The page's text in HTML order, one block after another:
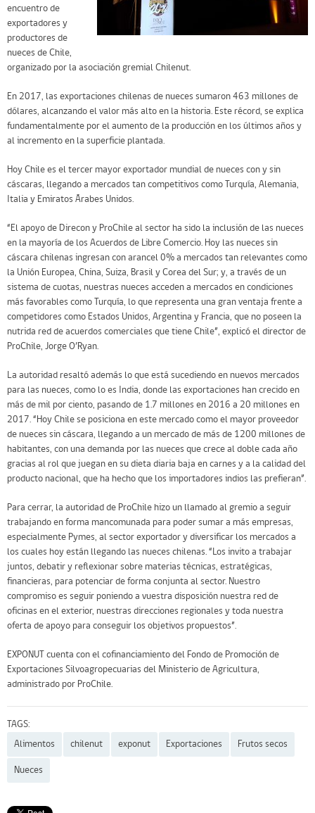
encuentro de
exportadores y
productores de
nueces de Chile,
organizado por la asociación gremial Chilenut.
En 2017, las exportaciones chilenas de nueces sumaron 463 millones de
dólares, alcanzando el valor más alto en la historia. Este récord, se explica
fundamentalmente por el aumento de la producción en los últimos años y
al incremento en la superficie plantada.
Hoy Chile es el tercer mayor exportador mundial de nueces con y sin
cáscaras, llegando a mercados tan competitivos como Turquía, Alemania,
Italia y Emiratos Árabes Unidos.
“El apoyo de Direcon y ProChile al sector ha sido la inclusión de las nueces
en la mayoría de los Acuerdos de Libre Comercio. Hoy las nueces sin
cáscara chilenas ingresan con arancel 0% a mercados tan relevantes como
la Unión Europea, China, Suiza, Brasil y Corea del Sur; y, a través de un
sistema de cuotas, nuestras nueces acceden a mercados en condiciones
más favorables como Turquía, lo que representa una gran ventaja frente a
competidores como Estados Unidos, Argentina y Francia, que no poseen la
nutrida red de acuerdos comerciales que tiene Chile”, explicó el director de
ProChile, Jorge O’Ryan.
La autoridad resaltó además lo que está sucediendo en nuevos mercados
para las nueces, como lo es India, donde las exportaciones han crecido en
más de mil por ciento, pasando de 1.7 millones en 2016 a 20 millones en
2017. “Hoy Chile se posiciona en este mercado como el mayor proveedor
de nueces sin cáscara, llegando a un mercado de más de 1200 millones de
habitantes, con una demanda por las nueces que crece al doble cada año
gracias al rol que juegan en su dieta diaria baja en carnes y a la calidad del
producto nacional, que ha hecho que los importadores indios las prefieran”.
Para cerrar, la autoridad de ProChile hizo un llamado al gremio a seguir
trabajando en forma mancomunada para poder sumar a más empresas,
especialmente Pymes, al sector exportador y diversificar los mercados a
los cuales hoy están llegando las nueces chilenas. “Los invito a trabajar
juntos, debatir y reflexionar sobre materias técnicas, estratégicas,
financieras, para potenciar de forma conjunta al sector. Nuestro
compromiso es seguir poniendo a vuestra disposición nuestra red de
oficinas en el exterior, nuestras direcciones regionales y toda nuestra
oferta de apoyo para conseguir los objetivos propuestos”.
EXPONUT cuenta con el cofinanciamiento del Fondo de Promoción de
Exportaciones Silvoagropecuarias del Ministerio de Agricultura,
administrado por ProChile.
TAGS:
Alimentos
chilenut exponut Exportaciones Frutos secos
Nueces